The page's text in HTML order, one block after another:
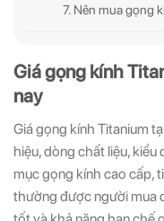
7. Nên mua gọng
Giá gọng kính
nay
Giá gọng kính Titanium
hiệu, dòng chất liệu, kiểu
mục gọng kính cao cấp,
thường được người mua